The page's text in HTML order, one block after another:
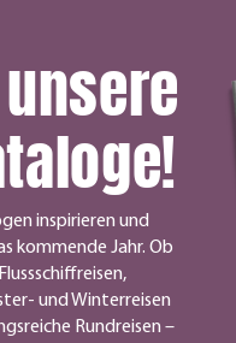
inspirieren und
kommende Jahr. Ob
und Winterreisen
Rundreisen –